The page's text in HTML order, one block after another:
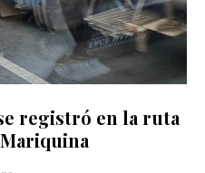
registró en la ruta